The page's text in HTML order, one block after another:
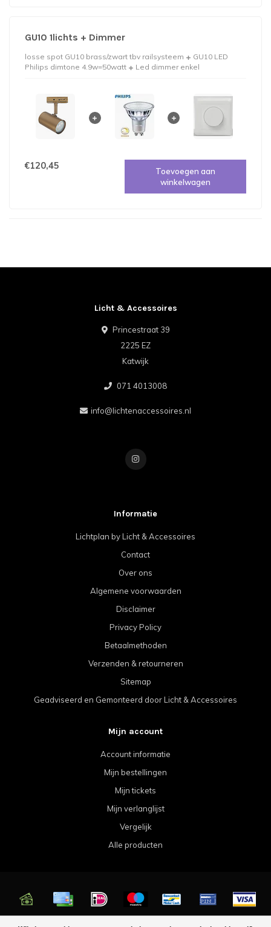
GU10 1lichts + Dimmer
losse spot GU10 brass/zwart tbv railsysteem
GU10 LED
Philips dimtone 4.9w=50watt
Led dimmer enkel
€120,45
Toevoegen aan
winkelwagen
Licht & Accessoires
Princestraat 39
2225 EZ
Katwijk
071 4013008
info@lichtenaccessoires.nl
Informatie
Lichtplan by Licht & Accessoires
Contact
Over ons
Algemene voorwaarden
Disclaimer
Privacy Policy
Betaalmethoden
Verzenden & retourneren
Sitemap
Geadviseerd en Gemonteerd door Licht & Accessoires
Mijn account
Account informatie
Mijn bestellingen
Mijn tickets
Mijn verlanglijst
Vergelijk
Alle producten